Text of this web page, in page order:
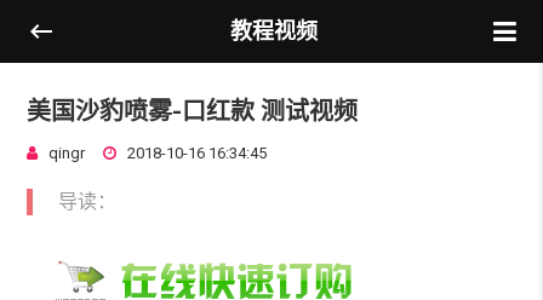
教程视频
美国沙豹喷雾-口红款 测试视频
qingr 2018-10-16 16:34:45
导读：